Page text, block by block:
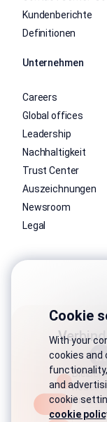
Kundenberichte
Definitionen
Unternehmen
Careers
Global offices
Leadership
Nachhaltigkeit
Trust Center
Auszeichnungen
Newsroom
Legal
Cookie
With your
cookies and
and
cookie
cookie